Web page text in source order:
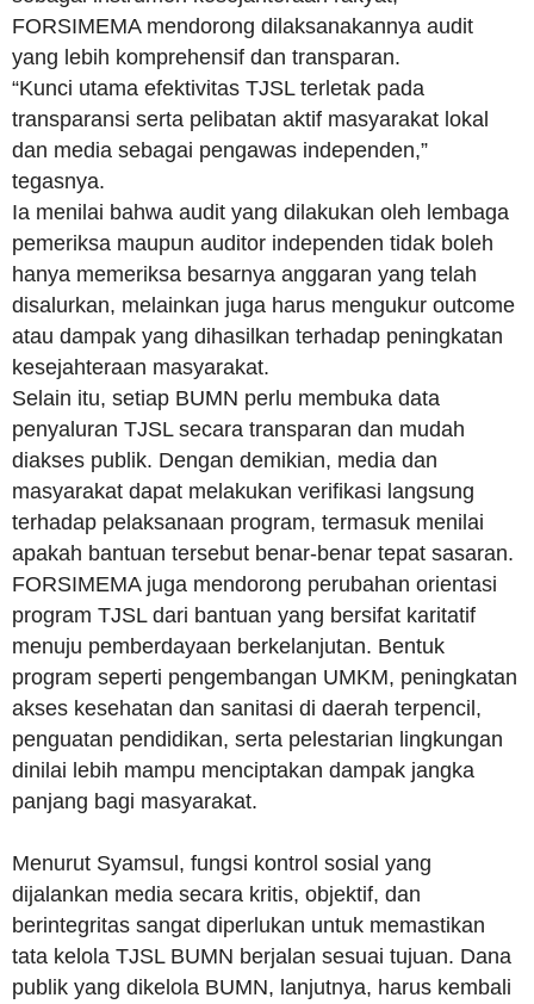
FORSIMEMA mendorong dilaksanakannya audit
yang lebih komprehensif dan transparan.
“Kunci utama efektivitas TJSL terletak pada
transparansi serta pelibatan aktif masyarakat lokal
dan media sebagai pengawas independen,”
tegasnya.
Ia menilai bahwa audit yang dilakukan oleh lembaga
pemeriksa maupun auditor independen tidak boleh
hanya memeriksa besarnya anggaran yang telah
disalurkan, melainkan juga harus mengukur outcome
atau dampak yang dihasilkan terhadap peningkatan
kesejahteraan masyarakat.
Selain itu, setiap BUMN perlu membuka data
penyaluran TJSL secara transparan dan mudah
diakses publik. Dengan demikian, media dan
masyarakat dapat melakukan verifikasi langsung
terhadap pelaksanaan program, termasuk menilai
apakah bantuan tersebut benar-benar tepat sasaran.
FORSIMEMA juga mendorong perubahan orientasi
program TJSL dari bantuan yang bersifat karitatif
menuju pemberdayaan berkelanjutan. Bentuk
program seperti pengembangan UMKM, peningkatan
akses kesehatan dan sanitasi di daerah terpencil,
penguatan pendidikan, serta pelestarian lingkungan
dinilai lebih mampu menciptakan dampak jangka
panjang bagi masyarakat.
Menurut Syamsul, fungsi kontrol sosial yang
dijalankan media secara kritis, objektif, dan
berintegritas sangat diperlukan untuk memastikan
tata kelola TJSL BUMN berjalan sesuai tujuan. Dana
publik yang dikelola BUMN, lanjutnya, harus kembali